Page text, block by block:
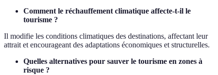
Comment le réchauffement climatique affecte-t-il le
tourisme ?
Il modifie les conditions climatiques des destinations, affectant leur
attrait et encourageant des adaptations économiques et structurelles.
Quelles alternatives pour sauver le tourisme en zones à
risque ?